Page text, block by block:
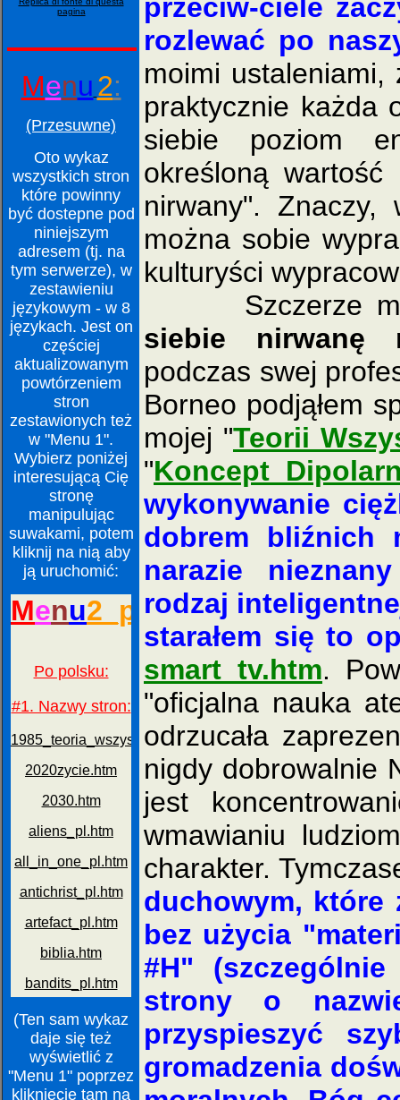
pagina
Menu2:
(Przesuwne)
Oto wykaz
wszystkich stron
które powinny
być dostepne pod
niniejszym
adresem (tj. na
tym serwerze), w
zestawieniu
językowym - w 8
językach. Jest on
częściej
aktualizowanym
powtórzeniem
stron
zestawionych też
w "Menu 1".
Wybierz poniżej
interesującą Cię
stronę
manipulując
suwakami, potem
kliknij na nią aby
ją uruchomić:
(Ten sam wykaz
daje się też
wyświetlić z
"Menu 1" poprzez
kliknięcie tam na
przeciw-ciele
rozlewać po
moimi ustaleniami,
praktycznie każda
siebie poziom
określoną
nirwany". Znaczy,
można sobie
kulturyści
Szczerze
siebie nirwanę
podczas swej
Borneo podjąłem
mojej "Teorii
"Koncept
wykonywanie
dobrem bliźnich
narazie
rodzaj
starałem się to
smart_tv.htm.
"oficjalna nauka
odrzucała
nigdy dobrowalnie
jest
wmawianiu
charakter.
duchowym, które
bez użycia
#H"
strony o
przyspieszyć
gromadzenia